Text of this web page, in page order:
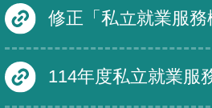
修正「私立就業服務機構從事跨國人力仲介服務品質評鑑要點」第四點、第五點、第六點及第三點附表一至附表三，除第三點附表一至附表三自中
114年度私立就業服務機構從事跨國人力仲介服務品質評鑑度須受評仲介機